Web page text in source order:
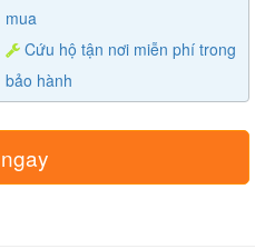
mua
Cứu hộ tận nơi miễn phí trong
bảo hành